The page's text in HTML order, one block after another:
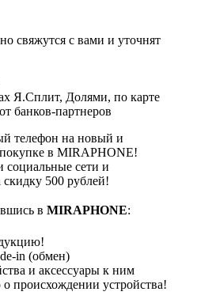
свяжутся с вами и уточнят
Я.Сплит, Долями, по карте
банков-партнеров
телефон на новый и
в MIRAPHONE!
сети и
500 рублей!
в MIRAPHONE:
in (обмен)
и аксессуары к ним
устройства!